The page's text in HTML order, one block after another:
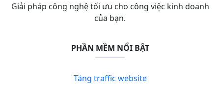
Giải pháp công nghệ tối ưu cho công việc kinh doanh
của bạn.
PHẦN MỀM NỔI BẬT
Tăng traffic website